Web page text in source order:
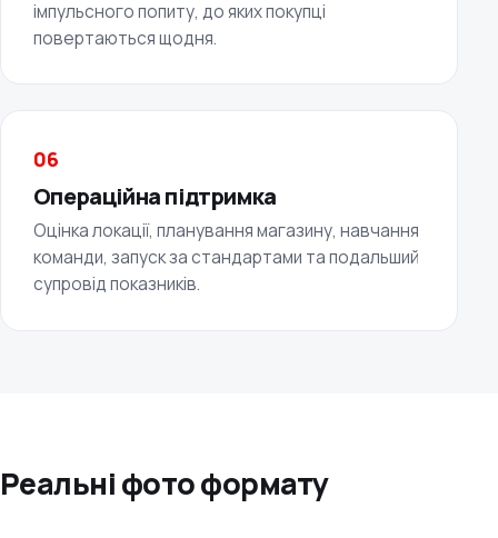
імпульсного попиту, до яких покупці
повертаються щодня.
06
Операційна підтримка
Оцінка локації, планування магазину, навчання
команди, запуск за стандартами та подальший
супровід показників.
Реальні фото формату